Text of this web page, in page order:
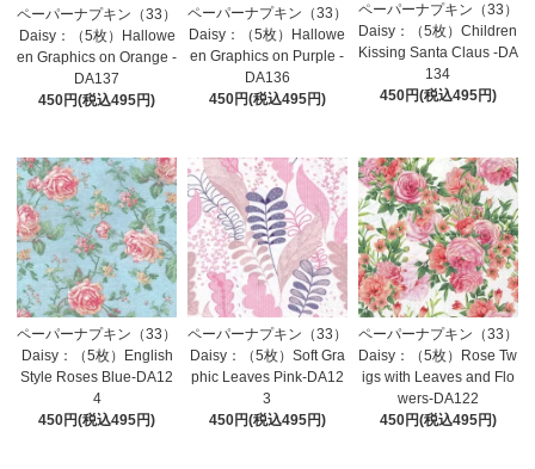
ペーパーナプキン（33）
Daisy：（5枚）Hallowe
en Graphics on Orange -
DA137
450円(税込495円)
ペーパーナプキン（33）
Daisy：（5枚）Hallowe
en Graphics on Purple -
DA136
450円(税込495円)
ペーパーナプキン（33）
Daisy：（5枚）Children
Kissing Santa Claus -DA
134
450円(税込495円)
ペーパーナプキン（33）
Daisy：（5枚）English
Style Roses Blue-DA12
4
450円(税込495円)
ペーパーナプキン（33）
Daisy：（5枚）Soft Gra
phic Leaves Pink-DA12
3
450円(税込495円)
ペーパーナプキン（33）
Daisy：（5枚）Rose Tw
igs with Leaves and Flo
wers-DA122
450円(税込495円)